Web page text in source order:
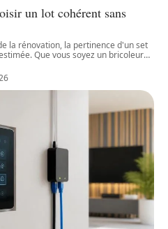
un lot cohérent sans
la rénovation, la pertinence d'un set
Que vous soyez un bricoleur…